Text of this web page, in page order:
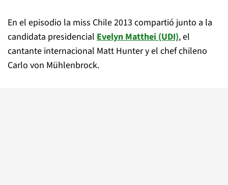
En el episodio la miss Chile 2013 compartió junto a la
candidata presidencial Evelyn Matthei (UDI), el
cantante internacional Matt Hunter y el chef chileno
Carlo von Mühlenbrock.